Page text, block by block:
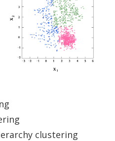
clustering